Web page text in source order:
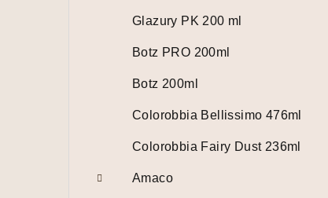
Glazury PK 200 ml
Botz PRO 200ml
Botz 200ml
Colorobbia Bellissimo 476ml
Colorobbia Fairy Dust 236ml
Amaco